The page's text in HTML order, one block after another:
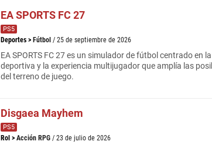
EA SPORTS FC 27
PS5
Deportes > Fútbol / 25 de septiembre de 2026
EA SPORTS FC 27 es un simulador de fútbol centrado en
deportiva y la experiencia multijugador que amplía las
del terreno de juego.
Disgaea Mayhem
PS5
Rol > Acción RPG / 23 de julio de 2026